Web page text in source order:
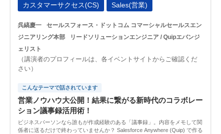
カスタマーサクセス(CS)
Sales(営業)
呉縞慶一
セールスフォース・ドットコム コマーシャルセールスエン
ジニアリング本部
リードソリューションエンジニア / Quipエバンジ
ェリスト
（講演者のプロフィールは、各イベントサイトからご確認くだ
さい）
こんなテーマで話されています
営業ノウハウ大公開！結果に繋がる新時代のコラボレー
ション議事録活用術！
ビジネスパーソンなら誰もが作成経験のある「議事録」。内容をメモして関
係者に送るだけで終わっていませんか？ Salesforce Anywhere (Quip) で作る